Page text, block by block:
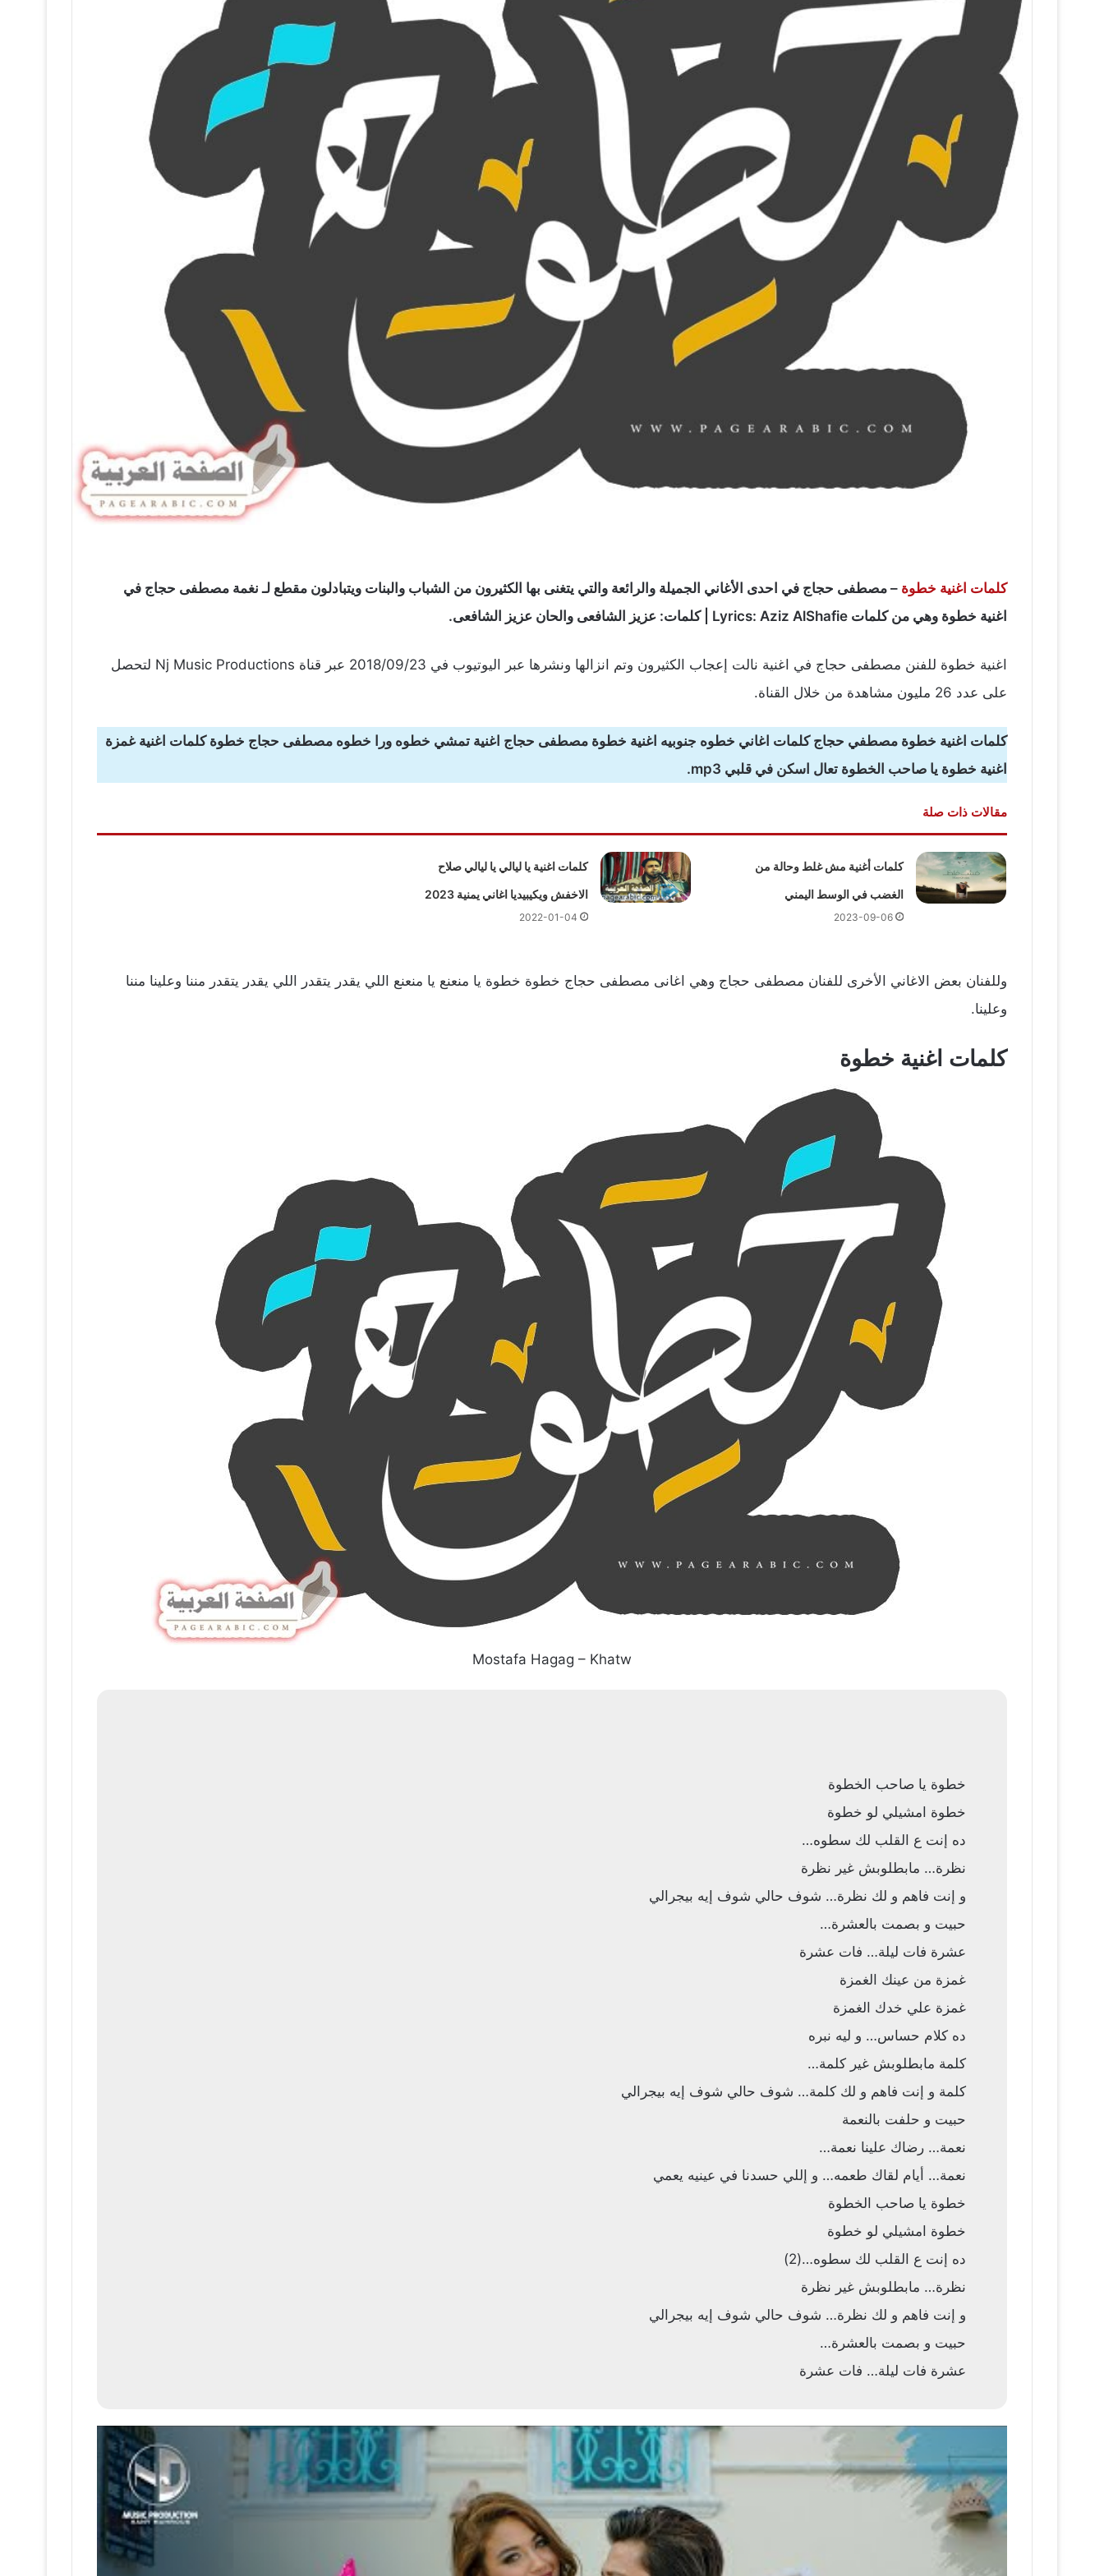
كلمات اغنية خطوة – مصطفى حجاج في احدى الأغاني الجميلة والرائعة والتي يتغنى بها الكثيرون من الشباب والبنات ويتبادلون مقطع لـ نغمة مصطفى حجاج في
اغنية خطوة وهي من كلمات Lyrics: Aziz AlShafie | كلمات: عزيز الشافعى والحان عزيز الشافعى.
اغنية خطوة للفنن مصطفى حجاج في اغنية نالت إعجاب الكثيرون وتم انزالها ونشرها عبر اليوتيوب في 23‏/09‏/2018
عبر قناة Nj Music Productions لتحصل
على عدد 26 مليون مشاهدة من خلال القناة.
كلمات اغنية خطوة مصطفي حجاج كلمات اغاني خطوه جنوبيه اغنية خطوة مصطفى حجاج اغنية تمشي خطوه ورا خطوه مصطفى حجاج خطوة كلمات اغنية غمزة
اغنية خطوة يا صاحب الخطوة تعال اسكن في قلبي mp3.
مقالات ذات صلة
كلمات أغنية مش غلط وحالة من
الغضب في الوسط اليمني
2023-09-06
كلمات اغنية يا ليالي يا ليالي صلاح
الاخفش ويكيبيديا اغاني يمنية 2023
2022-01-04
وللفنان بعض الاغاني الأخرى للفنان مصطفى حجاج وهي اغانى مصطفى حجاج خطوة خطوة يا منعنع يا منعنع اللي يقدر يتقدر اللي يقدر يتقدر مننا وعلينا مننا
وعلينا.
كلمات اغنية خطوة
Mostafa Hagag – Khatw
خطوة يا صاحب الخطوة
خطوة امشيلي لو خطوة
ده إنت ع القلب لك سطوه…
نظرة… مابطلوبش غير نظرة
و إنت فاهم و لك نظرة… شوف حالي شوف إيه بيجرالي
حبيت و بصمت بالعشرة…
عشرة فات ليلة… فات عشرة
غمزة من عينك الغمزة
غمزة علي خدك الغمزة
ده كلام حساس… و ليه نبره
كلمة مابطلوبش غير كلمة…
كلمة و إنت فاهم و لك كلمة… شوف حالي شوف إيه بيجرالي
حبيت و حلفت بالنعمة
نعمة… رضاك علينا نعمة…
نعمة… أيام لقاك طعمه… و إللي حسدنا في عينيه يعمي
خطوة يا صاحب الخطوة
خطوة امشيلي لو خطوة
ده إنت ع القلب لك سطوه…(2)
نظرة… مابطلوبش غير نظرة
و إنت فاهم و لك نظرة… شوف حالي شوف إيه بيجرالي
حبيت و بصمت بالعشرة…
عشرة فات ليلة… فات عشرة